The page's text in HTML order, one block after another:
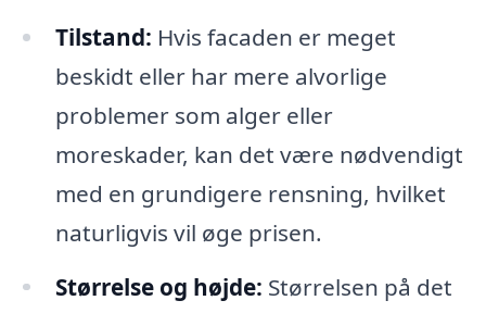
Tilstand: Hvis facaden er meget
beskidt eller har mere alvorlige
problemer som alger eller
moreskader, kan det være nødvendigt
med en grundigere rensning, hvilket
naturligvis vil øge prisen.
Størrelse og højde: Størrelsen på det